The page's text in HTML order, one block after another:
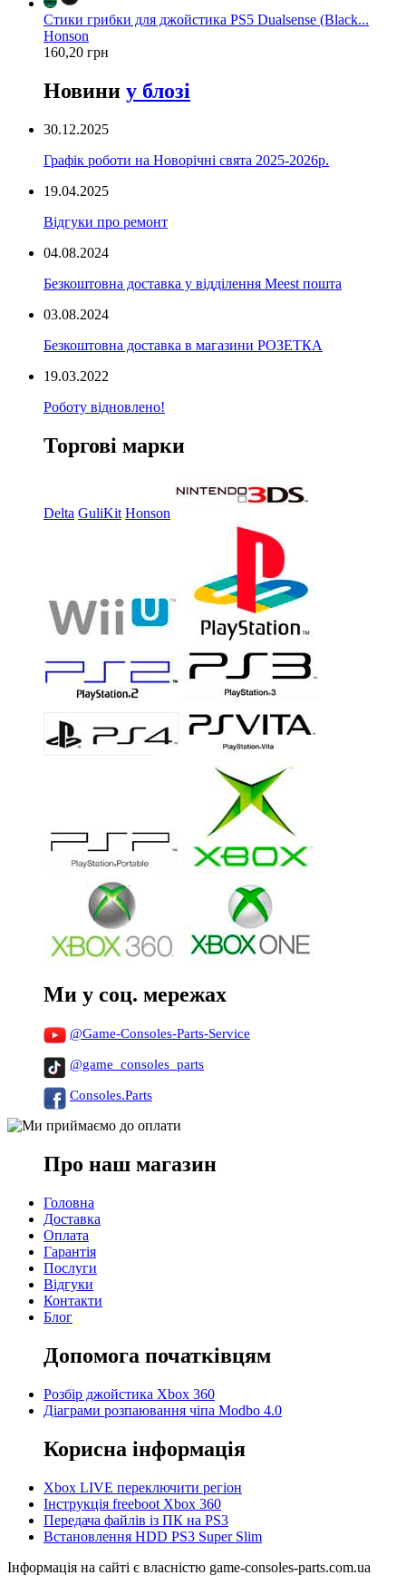
Стики грибки для джойстика PS5 Dualsense (Black...
Honson
160,20 грн
Новини у блозі
30.12.2025
Графік роботи на Новорічні свята 2025-2026р.
19.04.2025
Відгуки про ремонт
04.08.2024
Безкоштовна доставка у відділення Meest пошта
03.08.2024
Безкоштовна доставка в магазини РОЗЕТКА
19.03.2022
Роботу відновлено!
Торгові марки
Delta GuliKit Honson
Ми у соц. мережах
@Game-Consoles-Parts-Service
@game_consoles_parts
Consoles.Parts
Про наш магазин
Головна
Доставка
Оплата
Гарантія
Послуги
Відгуки
Контакти
Блог
Допомога початківцям
Розбір джойстика Xbox 360
Діаграми розпаювання чіпа Modbo 4.0
Корисна інформація
Xbox LIVE переключити регіон
Інструкція freeboot Xbox 360
Передача файлів із ПК на PS3
Встановлення HDD PS3 Super Slim
Інформація на сайті є власністю game-consoles-parts.com.ua